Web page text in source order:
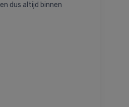
dus altijd binnen